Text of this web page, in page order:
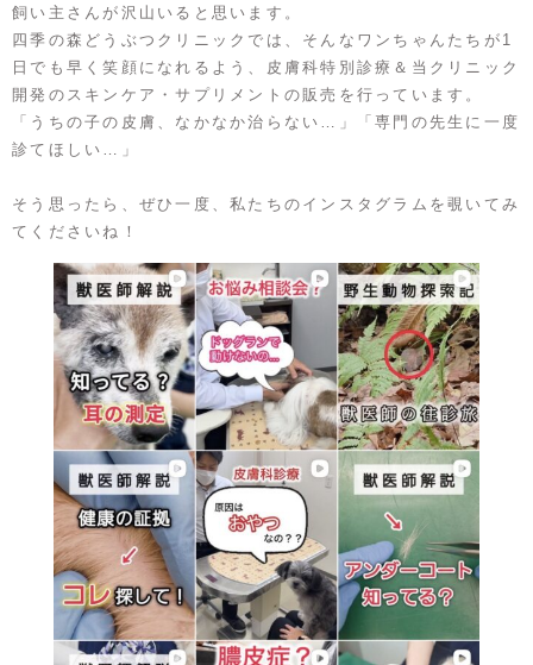
飼い主さんが沢山いると思います。
四季の森どうぶつクリニックでは、そんなワンちゃんたちが1
日でも早く笑顔になれるよう、皮膚科特別診療＆当クリニック
開発のスキンケア・サプリメントの販売を行っています。
「うちの子の皮膚、なかなか治らない…」「専門の先生に一度
診てほしい…」
そう思ったら、ぜひ一度、私たちのインスタグラムを覗いてみ
てくださいね！